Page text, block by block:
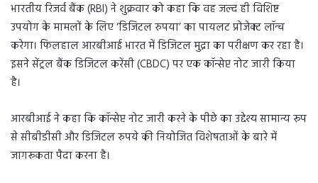
भारतीय रिजर्व बैंक (RBI) ने शुक्रवार को कहा कि वह जल्द ही विशिष्ट
उपयोग के मामलों के लिए ‘डिजिटल रुपया’ का पायलट प्रोजेक्ट लॉन्च
करेगा। फिलहाल आरबीआई भारत में डिजिटल मुद्रा का परीक्षण कर रहा है।
इसने सेंट्रल बैंक डिजिटल करेंसी (CBDC) पर एक कॉन्सेप्ट नोट जारी किया
है।
आरबीआई ने कहा कि कॉन्सेप्ट नोट जारी करने के पीछे का उद्देश्य सामान्य रूप
से सीबीडीसी और डिजिटल रुपये की नियोजित विशेषताओं के बारे में
जागरूकता पैदा करना है।